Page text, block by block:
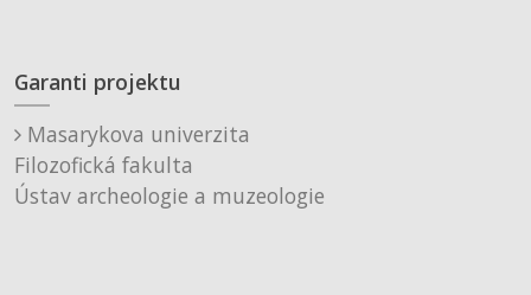
Garanti projektu
Masarykova univerzita
Filozofická fakulta
Ústav archeologie a muzeologie